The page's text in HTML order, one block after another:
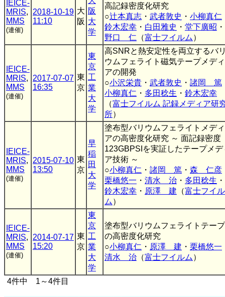
IEICE-
MRIS,
MMS
(連催)
2018-10-19
11:10
大
阪
阪
大
学
高記録密度化研究
○辻本真志 ・ 武者敦史 ・ 小柳真仁
鈴木宏幸 ・ 白田雅史 ・ 堂下廣昭 ・
野口 仁 （富士フイルム ）
IEICE-
MRIS,
MMS
(連催)
2017-07-07
16:35
東
京
東
京
工
業
大
学
高SNRと熱安定性を両立するバ
ウムフェライト磁気テープメディ
アの開発
○小沢栄貴 ・ 武者敦史 ・ 諸岡 篤
小柳真仁 ・ 多田稔生 ・ 鈴木宏幸
（富士フイルム 記録メディア研
所）
IEICE-
MRIS,
MMS
(連催)
2015-07-10
13:50
東
京
早
稲
田
大
学
塗布型バリウムフェライトメディ
アの高密度化研究 ～ 面記録密度
123GBPSIを実証したテープメデ
ア技術 ～
○小柳真仁 ・ 諸岡 篤 ・ 森 仁彦
栗橋悠一 ・ 清水 治 ・ 多田稔生 ・
鈴木宏幸 ・ 原澤 建 （富士フイル
ム ）
IEICE-
MRIS,
MMS
(連催)
2014-07-17
15:20
東
京
東
京
工
業
大
学
塗布型バリウムフェライトテープ
の高密度化研究
○小柳真仁 ・ 原澤 建 ・ 栗橋悠一
清水 治 （富士フイルム ）
4件中 1～4件目